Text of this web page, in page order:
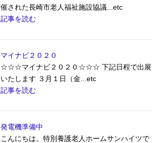
催された長崎市老人福祉施設協議...etc
記事を読む
マイナビ２０２０
☆☆☆マイナビ２０２０☆☆☆ 下記日程で出展
いたします ３月１日（金...etc
記事を読む
発電機準備中
こんにちは。特別養護老人ホームサンハイツで